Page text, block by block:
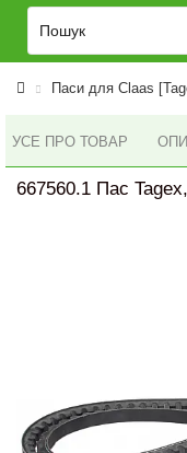
Паси для Claas
УСЕ ПРО ТОВАР
667560.1 Пас